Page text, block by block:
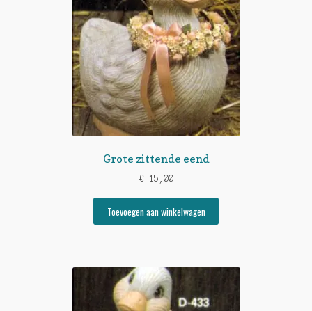
Grote zittende eend
€ 15,00
Toevoegen aan winkelwagen